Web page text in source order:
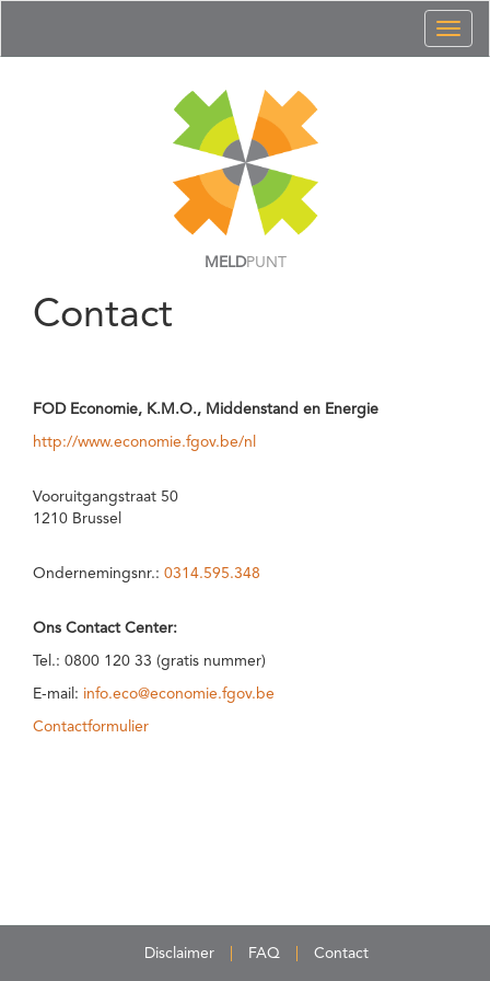
MELDPUNT
Contact
FOD Economie, K.M.O., Middenstand en Energie
http://www.economie.fgov.be/nl
Vooruitgangstraat 50
1210 Brussel
Ondernemingsnr.: 0314.595.348
Ons Contact Center:
Tel.: 0800 120 33 (gratis nummer)
E-mail: info.eco@economie.fgov.be
Contactformulier
Disclaimer FAQ Contact